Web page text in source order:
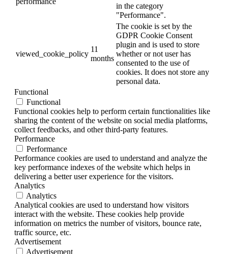
in the category
"Performance".
viewed_cookie_policy
11
months
The cookie is set by the
GDPR Cookie Consent
plugin and is used to store
whether or not user has
consented to the use of
cookies. It does not store any
personal data.
Functional
Functional
Functional cookies help to perform certain functionalities like
sharing the content of the website on social media platforms,
collect feedbacks, and other third-party features.
Performance
Performance
Performance cookies are used to understand and analyze the
key performance indexes of the website which helps in
delivering a better user experience for the visitors.
Analytics
Analytics
Analytical cookies are used to understand how visitors
interact with the website. These cookies help provide
information on metrics the number of visitors, bounce rate,
traffic source, etc.
Advertisement
Advertisement